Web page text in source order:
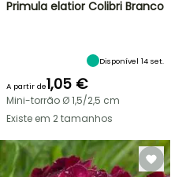
Primula elatior Colibri Branco
Disponível 14 set.
A partir de1,05 €
Mini-torrão Ø 1,5/2,5 cm
Existe em 2 tamanhos